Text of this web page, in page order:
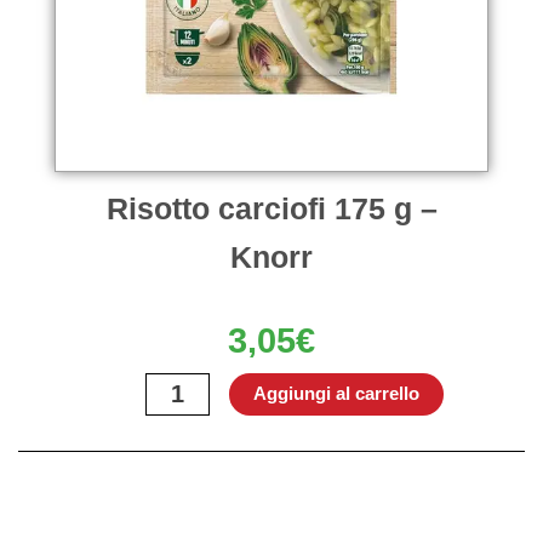
Risotto carciofi 175 g –
Knorr
3,05€
carciofi
Aggiungi al carrello